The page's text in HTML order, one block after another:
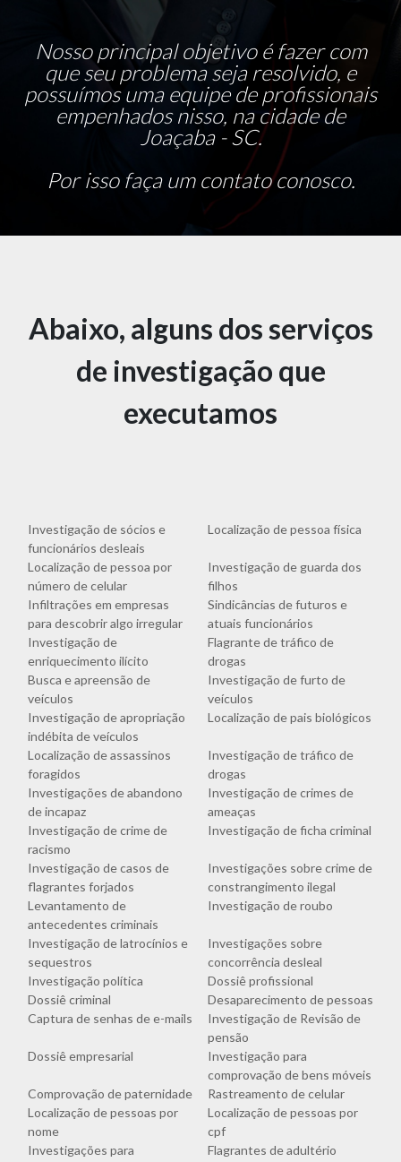
Nosso principal objetivo é fazer com
que seu problema seja resolvido, e
possuímos uma equipe de profissionais
empenhados nisso, na cidade de
Joaçaba - SC.
Por isso faça um contato conosco.
Abaixo, alguns dos serviços
de investigação que
executamos
Investigação de sócios e
funcionários desleais
Localização de pessoa física
Localização de pessoa por
número de celular
Investigação de guarda dos
filhos
Infiltrações em empresas
para descobrir algo irregular
Sindicâncias de futuros e
atuais funcionários
Investigação de
enriquecimento ilícito
Flagrante de tráfico de
drogas
Busca e apreensão de
veículos
Investigação de furto de
veículos
Investigação de apropriação
indébita de veículos
Localização de pais biológicos
Localização de assassinos
foragidos
Investigação de tráfico de
drogas
Investigações de abandono
de incapaz
Investigação de crimes de
ameaças
Investigação de crime de
racismo
Investigação de ficha criminal
Investigação de casos de
flagrantes forjados
Investigações sobre crime de
constrangimento ilegal
Levantamento de
antecedentes criminais
Investigação de roubo
Investigação de latrocínios e
sequestros
Investigações sobre
concorrência desleal
Investigação política
Dossiê profissional
Dossiê criminal
Desaparecimento de pessoas
Captura de senhas de e-mails
Investigação de Revisão de
pensão
Dossiê empresarial
Investigação para
comprovação de bens móveis
Comprovação de paternidade
Rastreamento de celular
Localização de pessoas por
nome
Localização de pessoas por
cpf
Investigações para
Flagrantes de adultério